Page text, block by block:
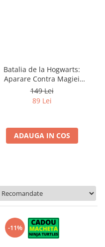
Batalia de la Hogwarts:
Aparare Contra Magiei
Negre (RO)
149 Lei
89 Lei
ADAUGA IN COS
-11%